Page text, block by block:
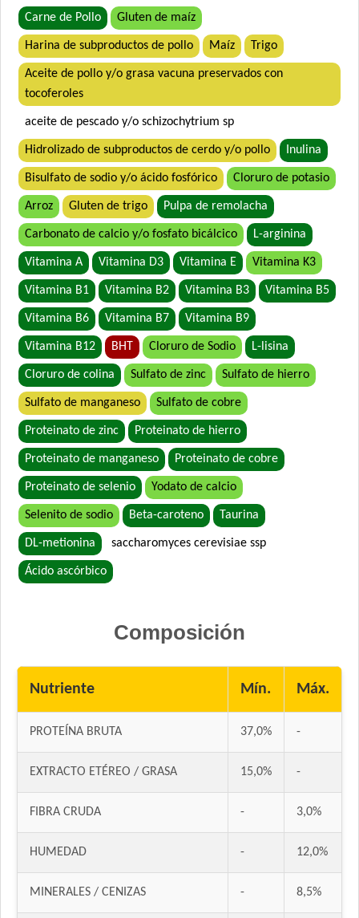
Carne de Pollo Gluten de maíz
Harina de subproductos de pollo Maíz Trigo
Aceite de pollo y/o grasa vacuna preservados con
tocoferoles
aceite de pescado y/o schizochytrium sp
Hidrolizado de subproductos de cerdo y/o pollo Inulina
Bisulfato de sodio y/o ácido fosfórico Cloruro de potasio
Arroz Gluten de trigo Pulpa de remolacha
Carbonato de calcio y/o fosfato bicálcico L-arginina
Vitamina A Vitamina D3 Vitamina E Vitamina K3
Vitamina B1 Vitamina B2 Vitamina B3 Vitamina B5
Vitamina B6 Vitamina B7 Vitamina B9
Vitamina B12 BHT Cloruro de Sodio L-lisina
Cloruro de colina Sulfato de zinc Sulfato de hierro
Sulfato de manganeso Sulfato de cobre
Proteinato de zinc Proteinato de hierro
Proteinato de manganeso Proteinato de cobre
Proteinato de selenio Yodato de calcio
Selenito de sodio Beta-caroteno Taurina
DL-metionina saccharomyces cerevisiae ssp
Ácido ascórbico
Composición
Nutriente Mín. Máx.
PROTEÍNA BRUTA 37,0% -
EXTRACTO ETÉREO / GRASA 15,0% -
FIBRA CRUDA - 3,0%
HUMEDAD - 12,0%
MINERALES / CENIZAS - 8,5%